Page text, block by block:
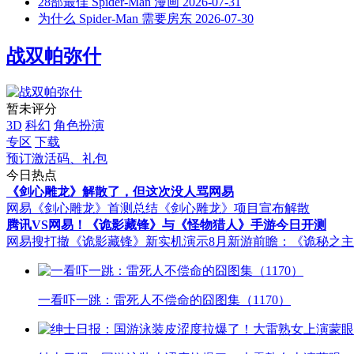
为什么 Spider-Man 需要房东 2026-07-30
战双帕弥什
暂未评分
3D 科幻 角色扮演
专区 下载
预订激活码、礼包
今日热点
《剑心雕龙》解散了，但这次没人骂网易
网易《剑心雕龙》首测总结 《剑心雕龙》项目宣布解散
腾讯VS网易！《诡影藏锋》与《怪物猎人》手游今日开测
网易搜打撤《诡影藏锋》新实机演示8月新游前瞻：《诡秘之
一看吓一跳：雷死人不偿命的囧图集（1170）